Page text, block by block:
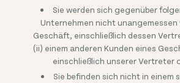
Sie werden sich gegenüber
Unternehmen nicht unangemessen
Geschäft, einschließlich dessen
(ii) einem anderen Kunden eines
einschließlich unserer Vertreter
Sie befinden sich nicht in einem